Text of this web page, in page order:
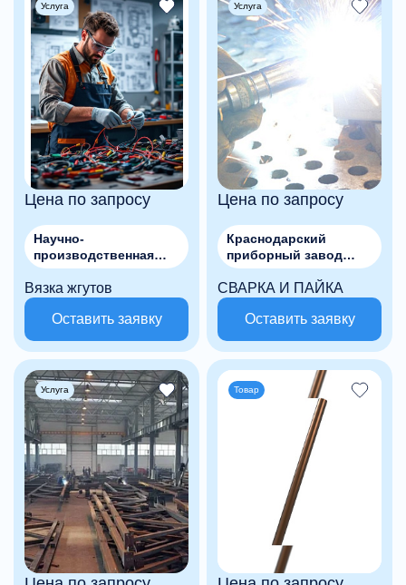
Услуга
Цена по запросу
Научно-
производственная
компания «РИТМ», АО
Вязка жгутов
Оставить заявку
Услуга
Цена по запросу
Краснодарский
приборный завод
"Каскад", АО
СВАРКА И ПАЙКА
Оставить заявку
Услуга Товар